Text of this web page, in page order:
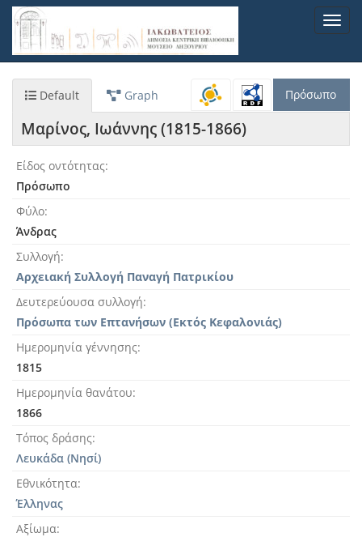
Παράκαμψη
προς
κυρίως
Default Graph Πρόσωπο
Μαρίνος, Ιωάννης (1815-1866)
Είδος οντότητας
Πρόσωπο
Φύλο
Άνδρας
Συλλογή
Αρχειακή Συλλογή Παναγή Πατρικίου
Δευτερεύουσα συλλογή
Πρόσωπα των Επτανήσων (Εκτός Κεφαλονιάς)
Ημερομηνία γέννησης
1815
Ημερομηνία θανάτου
1866
Τόπος δράσης
Λευκάδα (Νησί)
Εθνικότητα
Έλληνας
Αξίωμα